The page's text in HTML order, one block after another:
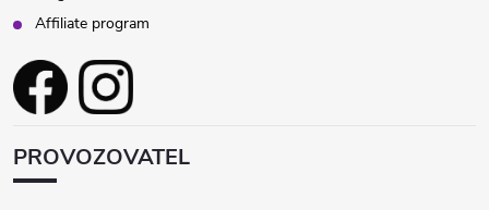
Affiliate program
PROVOZOVATEL